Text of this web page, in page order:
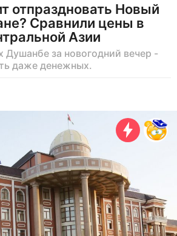
отпраздновать Новый
Сравнили цены в
Азии
Душанбе за новогодний вечер -
даже денежных.